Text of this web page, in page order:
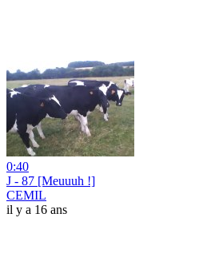
0:40
J - 87 [Meuuuh !]
CEMIL
il y a 16 ans